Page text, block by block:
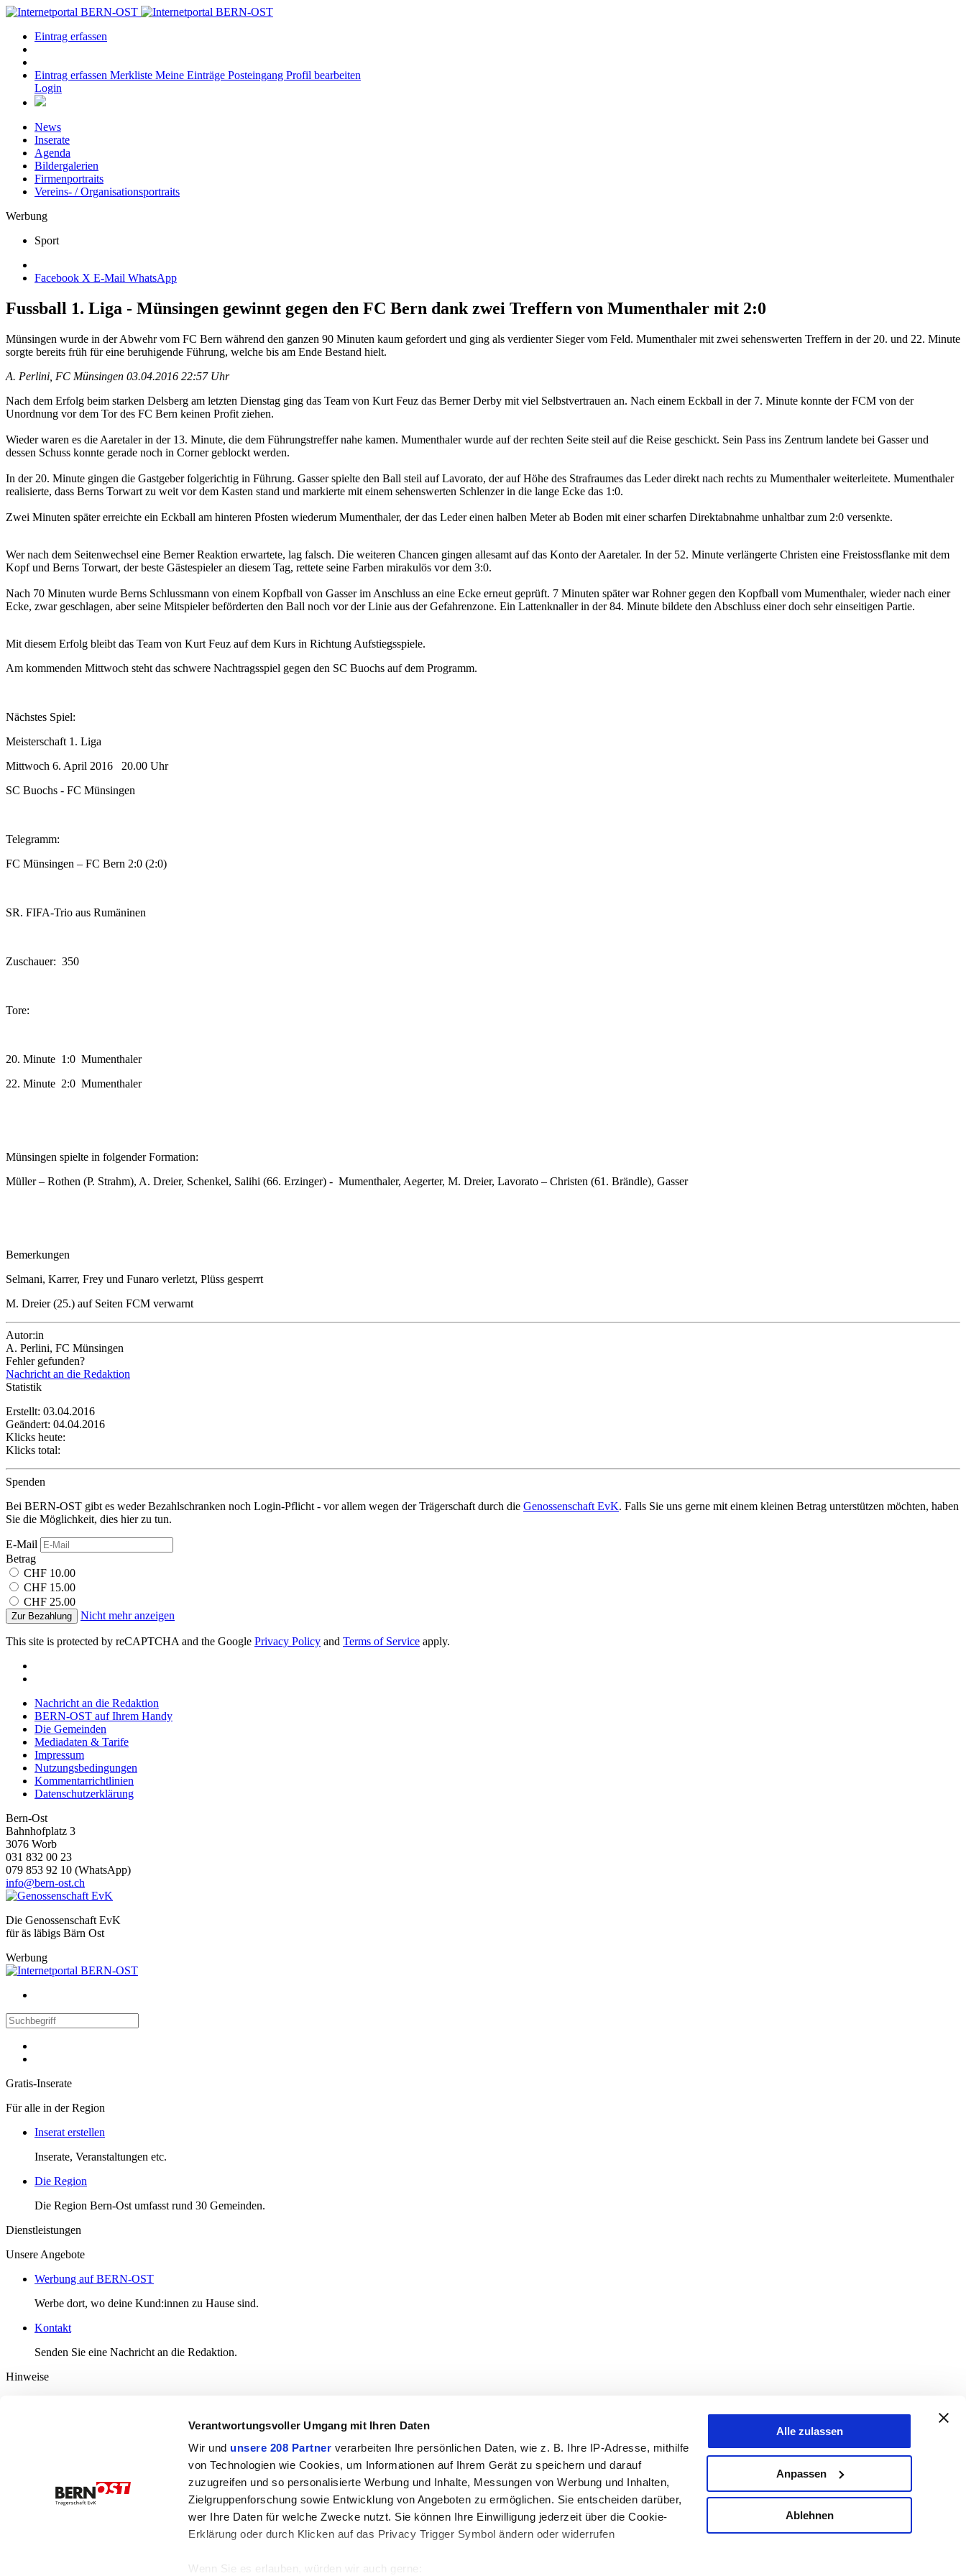
Verantwortungsvoller Umgang mit Ihren Daten
Wir und unsere 208 Partner verarbeiten Ihre persönlichen Daten, wie z. B. Ihre IP-Adresse, mithilfe
von Technologien wie Cookies, um Informationen auf Ihrem Gerät zu speichern und darauf
zuzugreifen und so personalisierte Werbung und Inhalte, Messungen von Werbung und Inhalten,
Zielgruppenforschung sowie Entwicklung von Angeboten zu ermöglichen. Sie entscheiden darüber,
wer Ihre Daten für welche Zwecke nutzt. Sie können Ihre Einwilligung jederzeit über die Cookie-
Erklärung oder durch Klicken auf das Privacy Trigger Symbol ändern oder widerrufen
Wenn Sie es erlauben, würden wir auch gerne:
Alle zulassen
Anpassen
Ablehnen
Eintrag erfassen
Eintrag erfassen Merkliste Meine Einträge Posteingang Profil bearbeiten
Login
News
Inserate
Agenda
Bildergalerien
Firmenportraits
Vereins- / Organisationsportraits
Werbung
Sport
Facebook X E-Mail WhatsApp
Fussball 1. Liga - Münsingen gewinnt gegen den FC Bern dank zwei Treffern von Mumenthaler mit 2:0
Münsingen wurde in der Abwehr vom FC Bern während den ganzen 90 Minuten kaum gefordert und ging als verdienter Sieger vom Feld. Mumenthaler mit zwei sehenswerten Treffern in der 20. und 22. Minute
sorgte bereits früh für eine beruhigende Führung, welche bis am Ende Bestand hielt.
A. Perlini, FC Münsingen 03.04.2016 22:57 Uhr
Nach dem Erfolg beim starken Delsberg am letzten Dienstag ging das Team von Kurt Feuz das Berner Derby mit viel Selbstvertrauen an. Nach einem Eckball in der 7. Minute konnte der FCM von der
Unordnung vor dem Tor des FC Bern keinen Profit ziehen.
Wieder waren es die Aaretaler in der 13. Minute, die dem Führungstreffer nahe kamen. Mumenthaler wurde auf der rechten Seite steil auf die Reise geschickt. Sein Pass ins Zentrum landete bei Gasser und
dessen Schuss konnte gerade noch in Corner geblockt werden.
In der 20. Minute gingen die Gastgeber folgerichtig in Führung. Gasser spielte den Ball steil auf Lavorato, der auf Höhe des Strafraumes das Leder direkt nach rechts zu Mumenthaler weiterleitete. Mumenthaler
realisierte, dass Berns Torwart zu weit vor dem Kasten stand und markierte mit einem sehenswerten Schlenzer in die lange Ecke das 1:0.
Zwei Minuten später erreichte ein Eckball am hinteren Pfosten wiederum Mumenthaler, der das Leder einen halben Meter ab Boden mit einer scharfen Direktabnahme unhaltbar zum 2:0 versenkte.
Wer nach dem Seitenwechsel eine Berner Reaktion erwartete, lag falsch. Die weiteren Chancen gingen allesamt auf das Konto der Aaretaler. In der 52. Minute verlängerte Christen eine Freistossflanke mit dem
Kopf und Berns Torwart, der beste Gästespieler an diesem Tag, rettete seine Farben mirakulös vor dem 3:0.
Nach 70 Minuten wurde Berns Schlussmann von einem Kopfball von Gasser im Anschluss an eine Ecke erneut geprüft. 7 Minuten später war Rohner gegen den Kopfball vom Mumenthaler, wieder nach einer
Ecke, zwar geschlagen, aber seine Mitspieler beförderten den Ball noch vor der Linie aus der Gefahrenzone. Ein Lattenknaller in der 84. Minute bildete den Abschluss einer doch sehr einseitigen Partie.
Mit diesem Erfolg bleibt das Team von Kurt Feuz auf dem Kurs in Richtung Aufstiegsspiele.
Am kommenden Mittwoch steht das schwere Nachtragsspiel gegen den SC Buochs auf dem Programm.
Nächstes Spiel:
Meisterschaft 1. Liga
Mittwoch 6. April 2016 20.00 Uhr
SC Buochs - FC Münsingen
Telegramm:
FC Münsingen – FC Bern 2:0 (2:0)
SR. FIFA-Trio aus Rumäninen
Zuschauer: 350
Tore:
20. Minute 1:0 Mumenthaler
22. Minute 2:0 Mumenthaler
Münsingen spielte in folgender Formation:
Müller – Rothen (P. Strahm), A. Dreier, Schenkel, Salihi (66. Erzinger) - Mumenthaler, Aegerter, M. Dreier, Lavorato – Christen (61. Brändle), Gasser
Bemerkungen
Selmani, Karrer, Frey und Funaro verletzt, Plüss gesperrt
M. Dreier (25.) auf Seiten FCM verwarnt
Autor:in
A. Perlini, FC Münsingen
Fehler gefunden?
Nachricht an die Redaktion
Statistik
Erstellt: 03.04.2016
Geändert: 04.04.2016
Klicks heute:
Klicks total:
Spenden
Bei BERN-OST gibt es weder Bezahlschranken noch Login-Pflicht - vor allem wegen der Trägerschaft durch die Genossenschaft EvK. Falls Sie uns gerne mit einem kleinen Betrag unterstützen möchten, haben
Sie die Möglichkeit, dies hier zu tun.
E-Mail
Betrag
CHF 10.00
CHF 15.00
CHF 25.00
Zur Bezahlung Nicht mehr anzeigen
This site is protected by reCAPTCHA and the Google Privacy Policy and Terms of Service apply.
Nachricht an die Redaktion
BERN-OST auf Ihrem Handy
Die Gemeinden
Mediadaten & Tarife
Impressum
Nutzungsbedingungen
Kommentarrichtlinien
Datenschutzerklärung
Bern-Ost
Bahnhofplatz 3
3076 Worb
031 832 00 23
079 853 92 10 (WhatsApp)
info@bern-ost.ch
Die Genossenschaft EvK
für äs läbigs Bärn Ost
Werbung
Gratis-Inserate
Für alle in der Region
Inserat erstellen
Inserate, Veranstaltungen etc.
Die Region
Die Region Bern-Ost umfasst rund 30 Gemeinden.
Dienstleistungen
Unsere Angebote
Werbung auf BERN-OST
Werbe dort, wo deine Kund:innen zu Hause sind.
Kontakt
Senden Sie eine Nachricht an die Redaktion.
Hinweise